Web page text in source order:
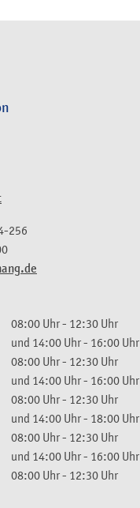
256
08:00 Uhr- 12:30 Uhr
und 14:00 Uhr- 16:00 Uhr
08:00 Uhr- 12:30 Uhr
und 14:00 Uhr- 16:00 Uhr
08:00 Uhr- 12:30 Uhr
und 14:00 Uhr- 18:00 Uhr
08:00 Uhr- 12:30 Uhr
und 14:00 Uhr- 16:00 Uhr
08:00 Uhr- 12:30 Uhr